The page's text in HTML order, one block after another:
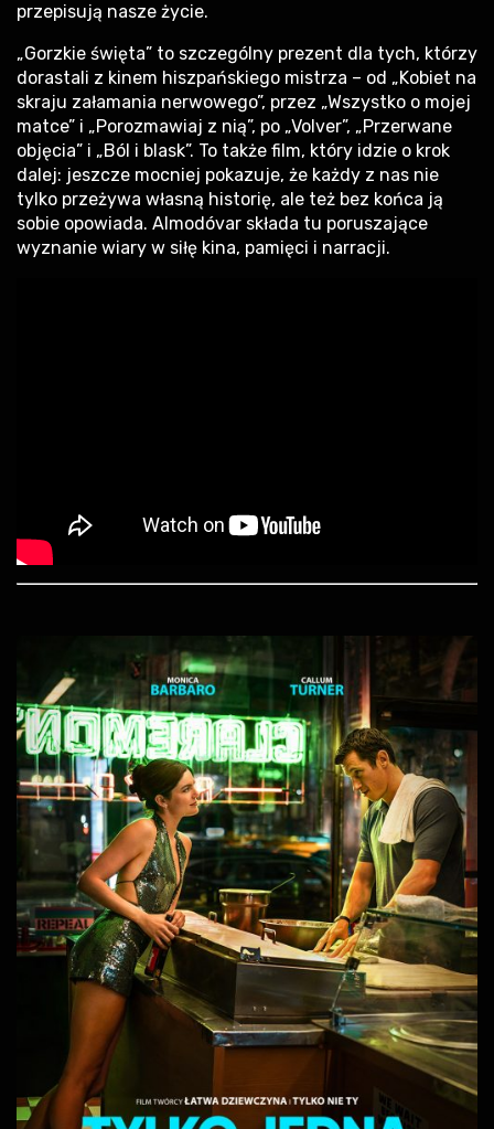
przepisują nasze życie.
„Gorzkie święta” to szczególny prezent dla tych, którzy
dorastali z kinem hiszpańskiego mistrza – od „Kobiet na
skraju załamania nerwowego”, przez „Wszystko o mojej
matce” i „Porozmawiaj z nią”, po „Volver”, „Przerwane
objęcia” i „Ból i blask”. To także film, który idzie o krok
dalej: jeszcze mocniej pokazuje, że każdy z nas nie
tylko przeżywa własną historię, ale też bez końca ją
sobie opowiada. Almodóvar składa tu poruszające
wyznanie wiary w siłę kina, pamięci i narracji.